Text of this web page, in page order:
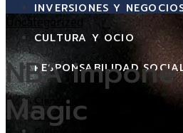
INVERSIONES Y
CULTURA Y OCIO
RESPONSABILIDAD
Ciencia y tecnología
Inversiones y negocios
Uncategorized
NBA
Magic